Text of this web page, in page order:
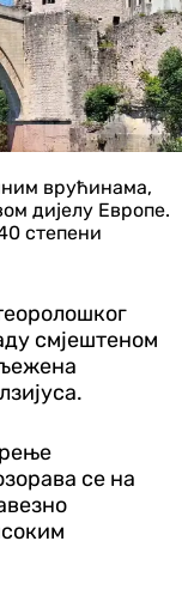
врућинама,
дијелу Европе.
степени
смјештеном
се на